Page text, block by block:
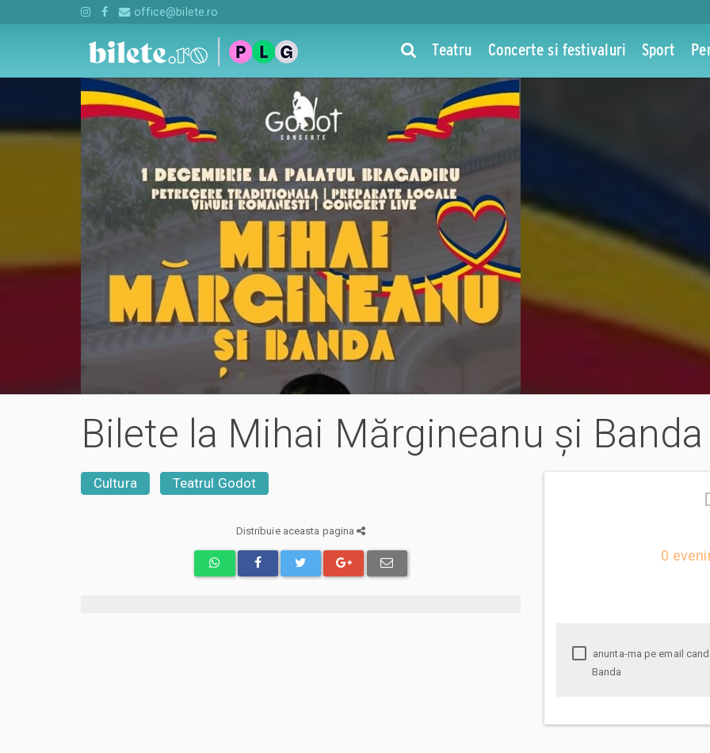
office@bilete.ro
Teatru Concerte si festivaluri Sport
Bilete la Mihai Mărgineanu și Banda
Cultura Teatrul Godot
0
Banda
Distribuie aceasta pagina